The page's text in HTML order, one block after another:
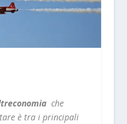
che
è tra i principali